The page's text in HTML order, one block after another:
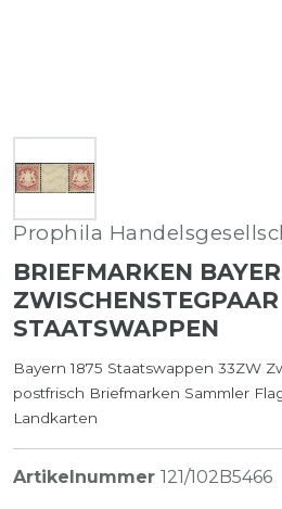
Prophila
BRIEFMARKEN
STAATSWAPPEN
Bayern 1875 Staatswappen 33ZW
postfrisch Briefmarken Sammler
Landkarten
Artikelnummer 121/102B5466